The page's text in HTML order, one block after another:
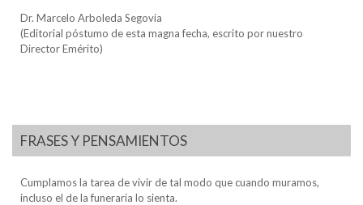
Dr. Marcelo Arboleda Segovia
(Editorial póstumo de esta magna fecha, escrito por nuestro
Director Emérito)
FRASES Y PENSAMIENTOS
Cumplamos la tarea de vivir de tal modo que cuando muramos,
incluso el de la funeraria lo sienta.